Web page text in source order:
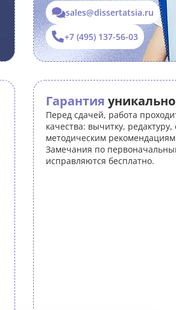
sales@dissertatsia.ru
+7 (495) 137-56-03
Гарантия
Перед сдачей, работа
качества: вычитку, редактуру,
методическим
Замечания по
исправляются бесплатно.